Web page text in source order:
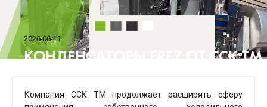
2026-06-11
КОНДЕНСАТОРЫ FREZ ОТ ССК
Компания ССК ТМ
продолжает расширять сферу